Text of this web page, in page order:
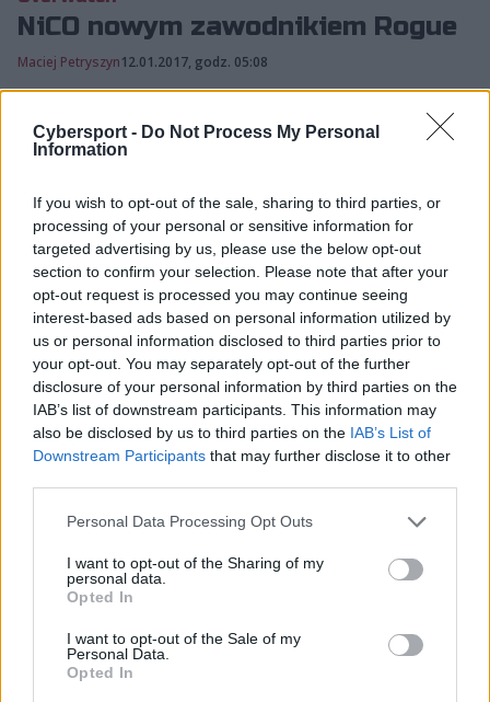
Cybersport - Do Not Process My Personal
Information
If you wish to opt-out of the sale, sharing to third parties, or
processing of your personal or sensitive information for
targeted advertising by us, please use the below opt-out
section to confirm your selection. Please note that after your
opt-out request is processed you may continue seeing
interest-based ads based on personal information utilized by
us or personal information disclosed to third parties prior to
your opt-out. You may separately opt-out of the further
disclosure of your personal information by third parties on the
IAB’s list of downstream participants. This information may
also be disclosed by us to third parties on the IAB’s List of
Downstream Participants that may further disclose it to other
Personal Data Processing Opt Outs
I want to opt-out of the Sharing of my
personal data.
Opted In
I want to opt-out of the Sale of my
Personal Data.
Opted In
NiCO nowym zawodnikiem Rogue
Maciej Petryszyn12.01.2017, godz. 05:08
powstała w wyniku ustąpienia ze składu
zajmie Nicolas "NiCO" Mo...
Bardzo szybko Rogue zapełniło lukę, która powstała w
wyniku ustąpienia ze składu Nicholasa "skipjacka"
Rosady. Miejsce Niemca zajmie Nicolas "NiCO" Moret,
reprezentujący dotychczas barwy Bonjour. Tym samym,
organizacja ze Stanów Zjednoczonych zyskała w pełni
francuską ekipę.
NiCO to gracz, którego mogą kojarzyć starsi fany sceny
Team Fortress 2. Francuz znalazł się w gronie
zawodników, którzy zamienili produkcję Valve na o
Blizzard. Jak do tej pory jednak, Moret nie mógł
pochwalić się spektakularnymi sukcesami. Nie ma się
drużynach melty i Bonjour, które nie dawały większych
szans na rozwój. Teraz za sprawą Rogue otwiera się